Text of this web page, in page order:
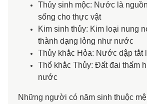
Thủy sinh mộc: Nước là
sống cho thực vật
Kim sinh thủy: Kim loại nung
thành dạng lỏng như nước
Thủy khắc Hỏa: Nước dập tắt
Thổ khắc Thủy: Đất đai thấm
nước
Những người có năm sinh thuộc